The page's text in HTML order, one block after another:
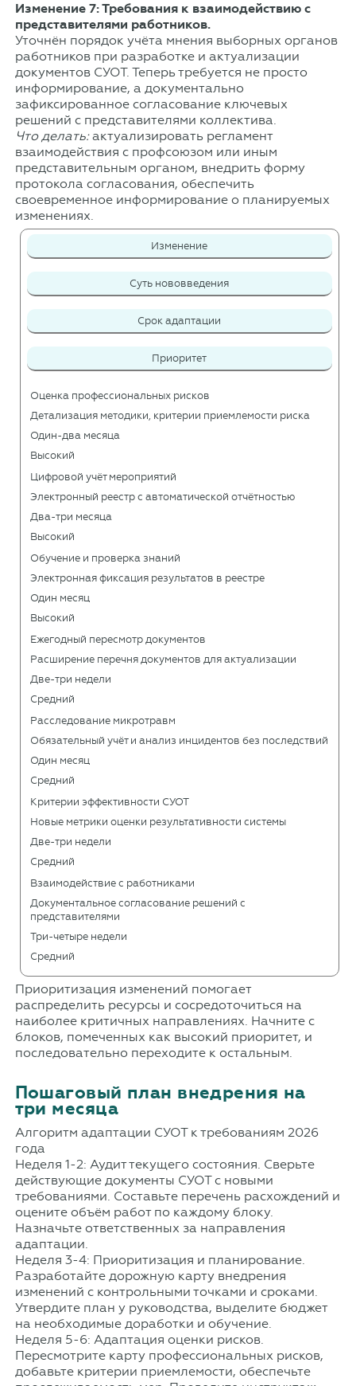
Изменение 7: Требования к взаимодействию с
представителями работников.
Уточнён порядок учёта мнения выборных органов
работников при разработке и актуализации
документов СУОТ. Теперь требуется не просто
информирование, а документально
зафиксированное согласование ключевых
решений с представителями коллектива.
Что делать:актуализировать регламент
взаимодействия с профсоюзом или иным
представительным органом, внедрить форму
протокола согласования, обеспечить
своевременное информирование о планируемых
изменениях.
Изменение
Суть нововведения
Срок адаптации
Приоритет
Оценка профессиональных рисков
Детализация методики, критерии приемлемости риска
Один-два месяца
Высокий
Цифровой учёт мероприятий
Электронный реестр с автоматической отчётностью
Два-три месяца
Высокий
Обучение и проверка знаний
Электронная фиксация результатов в реестре
Один месяц
Высокий
Ежегодный пересмотр документов
Расширение перечня документов для актуализации
Две-три недели
Средний
Расследование микротравм
Обязательный учёт и анализ инцидентов без последствий
Один месяц
Средний
Критерии эффективности СУОТ
Новые метрики оценки результативности системы
Две-три недели
Средний
Взаимодействие с работниками
Документальное согласование решений с
представителями
Три-четыре недели
Средний
Приоритизация изменений помогает
распределить ресурсы и сосредоточиться на
наиболее критичных направлениях. Начните с
блоков, помеченных как высокий приоритет, и
последовательно переходите к остальным.
Пошаговый план внедрения на
три месяца
Алгоритм адаптации СУОТ к требованиям 2026
года
Неделя 1-2: Аудит текущего состояния. Сверьте
действующие документы СУОТ с новыми
требованиями. Составьте перечень расхождений и
оцените объём работ по каждому блоку.
Назначьте ответственных за направления
адаптации.
Неделя 3-4: Приоритизация и планирование.
Разработайте дорожную карту внедрения
изменений с контрольными точками и сроками.
Утвердите план у руководства, выделите бюджет
на необходимые доработки и обучение.
Неделя 5-6: Адаптация оценки рисков.
Пересмотрите карту профессиональных рисков,
добавьте критерии приемлемости, обеспечьте